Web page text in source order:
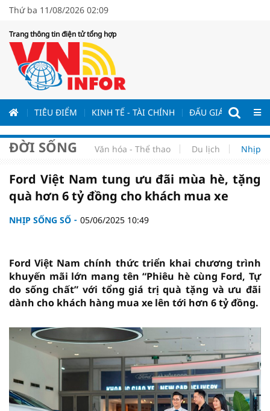
Thứ ba 11/08/2026 02:09
Trang thông tin điện tử tổng hợp
TIÊU ĐIỂM KINH TẾ - TÀI CHÍNH ĐẤU GIÁ - ĐẤU
ĐỜI SỐNG Văn hóa - Thể thao Du lịch Nhịp
Ford Việt Nam tung ưu đãi mùa hè, tặng
quà hơn 6 tỷ đồng cho khách mua xe
NHỊP SỐNG SỐ 05/06/2025 10:49
Ford Việt Nam chính thức triển khai chương trình
khuyến mãi lớn mang tên “Phiêu hè cùng Ford, Tự
do sống chất” với tổng giá trị quà tặng và ưu đãi
dành cho khách hàng mua xe lên tới hơn 6 tỷ đồng.